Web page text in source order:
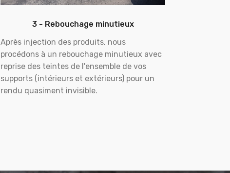
3 - Rebouchage minutieux
Après injection des produits, nous
procédons à un rebouchage minutieux avec
reprise des teintes de l'ensemble de vos
supports (intérieurs et extérieurs) pour un
rendu quasiment invisible.